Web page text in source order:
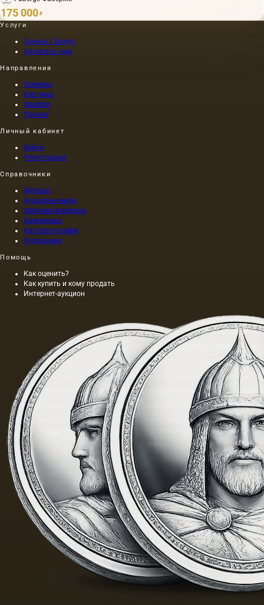
175 000 ₽
Услуги
Оценка / Выкуп
Написать нам
Направления
Серебро
Картины
Фарфор
Разное
Личный кабинет
Войти
Регистрация
Справочники
Журнал
Аукционы мира
Фабрики фарфора
Камнерезы
Каталоги клейм
Художники
Помощь
Как оценить?
Как купить и кому продать
Интернет-аукцион